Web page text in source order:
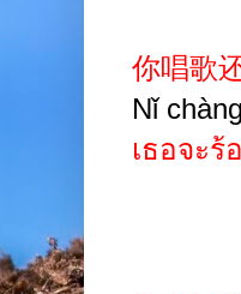
你唱歌
Nǐ
เธอจะร้